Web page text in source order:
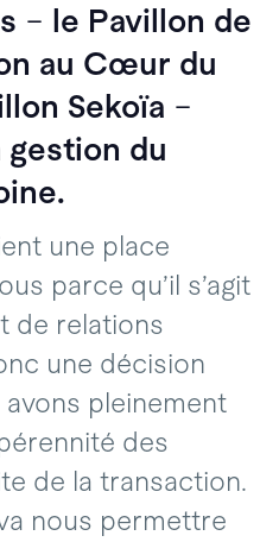
– le Pavillon de
au Cœur du
Sekoïa –
gestion du
une place
parce qu’il s’agit
de relations
une décision
pleinement
des
de la transaction.
nous permettre